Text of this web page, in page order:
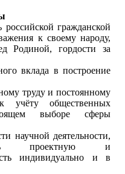
российской гражданской
к своему народу,
Родиной, гордости за
вклада в построение
труду и постоянному
учёту общественных
выборе сферы
научной деятельности,
проектную и
индивидуально и в